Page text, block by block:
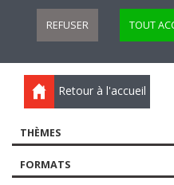
REFUSER TOUT
Retour à l'accueil
THÈMES
FORMATS